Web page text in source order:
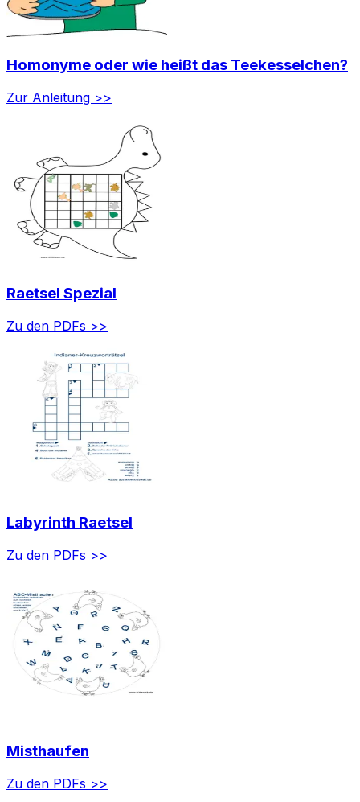
Homonyme oder wie heißt das Teekesselchen?
Zur Anleitung >>
Raetsel Spezial
Zu den PDFs >>
Labyrinth Raetsel
Zu den PDFs >>
Misthaufen
Zu den PDFs >>